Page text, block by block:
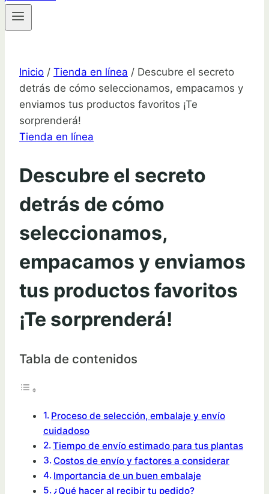
Inicio / Tienda en línea / Descubre el secreto
detrás de cómo seleccionamos, empacamos y
enviamos tus productos favoritos ¡Te
sorprenderá!
Tienda en línea
Descubre el secreto
detrás de cómo
seleccionamos,
empacamos y enviamos
tus productos favoritos
¡Te sorprenderá!
Tabla de contenidos
Proceso de selección, embalaje y envío
cuidadoso
Tiempo de envío estimado para tus plantas
Costos de envío y factores a considerar
Importancia de un buen embalaje
¿Qué hacer al recibir tu pedido?